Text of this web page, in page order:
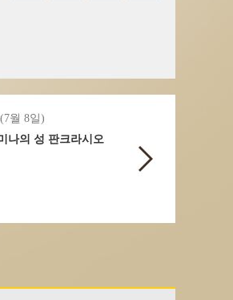
월 8일)
나의 성 판크라시오